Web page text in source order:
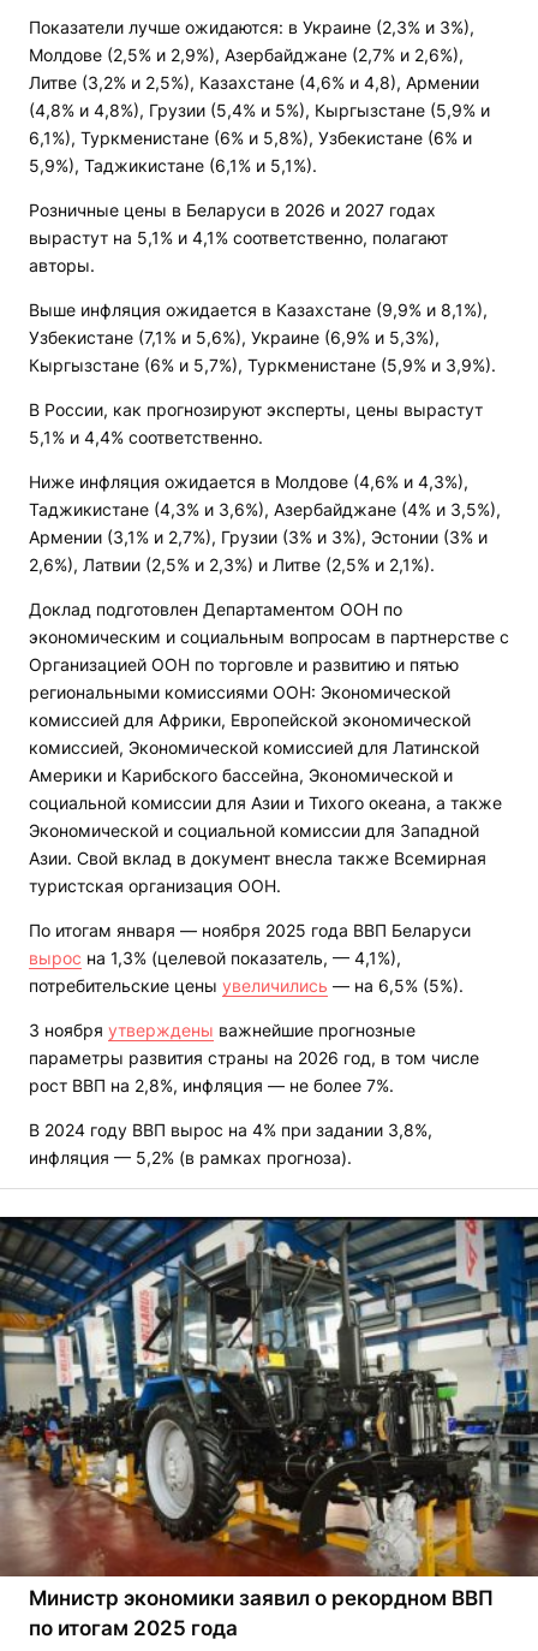
Показатели лучше ожидаются: в Украине (2,3% и 3%),
Молдове (2,5% и 2,9%), Азербайджане (2,7% и 2,6%),
Литве (3,2% и 2,5%), Казахстане (4,6% и 4,8), Армении
(4,8% и 4,8%), Грузии (5,4% и 5%), Кыргызстане (5,9% и
6,1%), Туркменистане (6% и 5,8%), Узбекистане (6% и
5,9%), Таджикистане (6,1% и 5,1%).
Розничные цены в Беларуси в 2026 и 2027 годах
вырастут на 5,1% и 4,1% соответственно, полагают
авторы.
Выше инфляция ожидается в Казахстане (9,9% и 8,1%),
Узбекистане (7,1% и 5,6%), Украине (6,9% и 5,3%),
Кыргызстане (6% и 5,7%), Туркменистане (5,9% и 3,9%).
В России, как прогнозируют эксперты, цены вырастут
5,1% и 4,4% соответственно.
Ниже инфляция ожидается в Молдове (4,6% и 4,3%),
Таджикистане (4,3% и 3,6%), Азербайджане (4% и 3,5%),
Армении (3,1% и 2,7%), Грузии (3% и 3%), Эстонии (3% и
2,6%), Латвии (2,5% и 2,3%) и Литве (2,5% и 2,1%).
Доклад подготовлен Департаментом ООН по
экономическим и социальным вопросам в партнерстве с
Организацией ООН по торговле и развитию и пятью
региональными комиссиями ООН: Экономической
комиссией для Африки, Европейской экономической
комиссией, Экономической комиссией для Латинской
Америки и Карибского бассейна, Экономической и
социальной комиссии для Азии и Тихого океана, а также
Экономической и социальной комиссии для Западной
Азии. Свой вклад в документ внесла также Всемирная
туристская организация ООН.
По итогам января — ноября 2025 года ВВП Беларуси
вырос на 1,3% (целевой показатель, — 4,1%),
потребительские цены увеличились — на 6,5% (5%).
3 ноября утверждены важнейшие прогнозные
параметры развития страны на 2026 год, в том числе
рост ВВП на 2,8%, инфляция — не более 7%.
В 2024 году ВВП вырос на 4% при задании 3,8%,
инфляция — 5,2% (в рамках прогноза).
Министр экономики заявил о рекордном ВВП
по итогам 2025 года